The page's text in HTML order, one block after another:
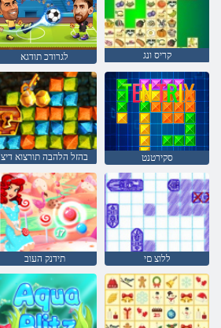
לגרודכ תודגא קריס ונג
בהזל הלהבה תורצוא דיצ סקירטנט
תידנק העוב ללוצ םי